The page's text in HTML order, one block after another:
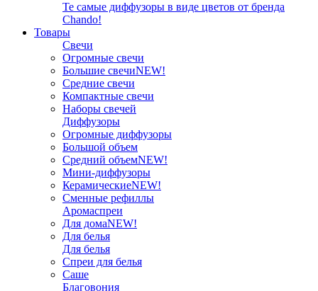
Те самые диффузоры в виде цветов от бренда
Chando!
Товары
Свечи
Огромные свечи
Большие свечиNEW!
Средние свечи
Компактные свечи
Наборы свечей
Диффузоры
Огромные диффузоры
Большой объем
Средний объемNEW!
Мини-диффузоры
КерамическиеNEW!
Сменные рефиллы
Аромаспреи
Для домаNEW!
Для белья
Для белья
Спреи для белья
Саше
Благовония